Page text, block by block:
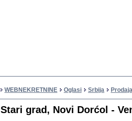
WEBNEKRETNINE Oglasi Srbija
Stari grad, Novi Dorćol -